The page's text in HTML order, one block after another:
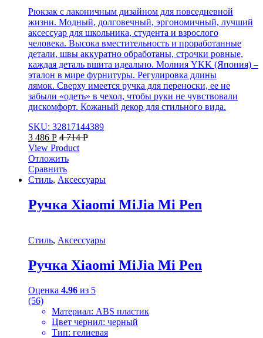
Рюкзак с лаконичным дизайном для повседневной
жизни. Модный, долговечный, эргономичный, лучший
аксессуар для школьника, студента и взрослого
человека. Высока вместительность и проработанные
детали, швы аккуратно обработаны, строчки ровные,
каждая деталь вшита идеально. Молния YKK (Япония) –
эталон в мире фурнитуры. Регулировка длины
лямок. Сверху имеется ручка для переноски, ее не
забыли «одеть» в чехол, чтобы руки не чувствовали
дискомфорт. Кожаный декор для стильного вида.
SKU: 32817144389
3 486 Р 4 714Р
View Product
Отложить
Сравнить
Стиль, Аксессуары
Ручка Xiaomi MiJia Mi Pen
Стиль, Аксессуары
Ручка Xiaomi MiJia Mi Pen
Оценка 4.96 из 5
(56)
Материал: ABS пластик
Цвет чернил: черный
Тип: гелиевая